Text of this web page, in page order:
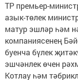
ТР премьер-
азык-төлек
матур эшләр һәм
компаниясенең
буенча бүлек
эшчәнлек өчен
Котлау һәм